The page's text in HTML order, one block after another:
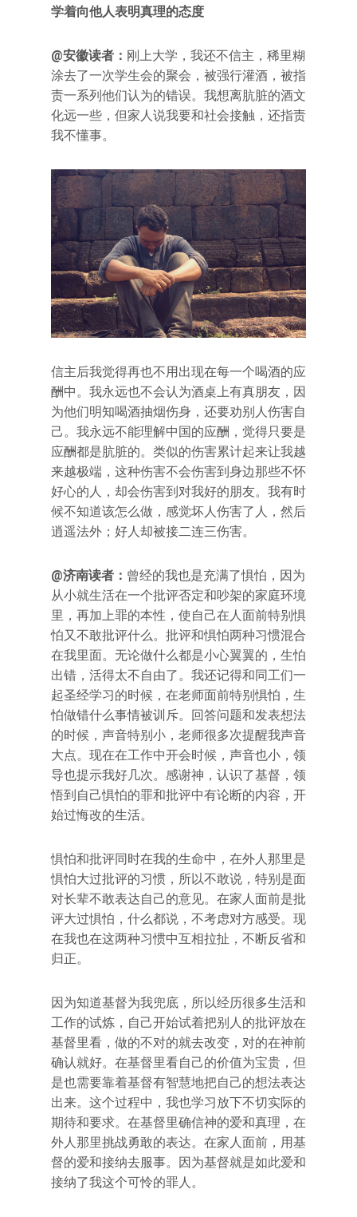
学着向他人表明真理的态度
@安徽读者： 刚上大学，我还不信主，稀里糊
涂去了一次学生会的聚会，被强行灌酒，被指
责一系列他们认为的错误。我想离肮脏的酒文
化远一些，但家人说我要和社会接触，还指责
我不懂事。
信主后我觉得再也不用出现在每一个喝酒的应
酬中。我永远也不会认为酒桌上有真朋友，因
为他们明知喝酒抽烟伤身，还要劝别人伤害自
己。我永远不能理解中国的应酬，觉得只要是
应酬都是肮脏的。类似的伤害累计起来让我越
来越极端，这种伤害不会伤害到身边那些不怀
好心的人，却会伤害到对我好的朋友。我有时
候不知道该怎么做，感觉坏人伤害了人，然后
逍遥法外；好人却被接二连三伤害。
@济南读者： 曾经的我也是充满了惧怕，因为
从小就生活在一个批评否定和吵架的家庭环境
里，再加上罪的本性，使自己在人面前特别惧
怕又不敢批评什么。批评和惧怕两种习惯混合
在我里面。无论做什么都是小心翼翼的，生怕
出错，活得太不自由了。我还记得和同工们一
起圣经学习的时候，在老师面前特别惧怕，生
怕做错什么事情被训斥。回答问题和发表想法
的时候，声音特别小，老师很多次提醒我声音
大点。现在在工作中开会时候，声音也小，领
导也提示我好几次。感谢神，认识了基督，领
悟到自己惧怕的罪和批评中有论断的内容，开
始过悔改的生活。
惧怕和批评同时在我的生命中，在外人那里是
惧怕大过批评的习惯，所以不敢说，特别是面
对长辈不敢表达自己的意见。在家人面前是批
评大过惧怕，什么都说，不考虑对方感受。现
在我也在这两种习惯中互相拉扯，不断反省和
归正。
因为知道基督为我兜底，所以经历很多生活和
工作的试炼，自己开始试着把别人的批评放在
基督里看，做的不对的就去改变，对的在神前
确认就好。在基督里看自己的价值为宝贵，但
是也需要靠着基督有智慧地把自己的想法表达
出来。这个过程中，我也学习放下不切实际的
期待和要求。在基督里确信神的爱和真理，在
外人那里挑战勇敢的表达。在家人面前，用基
督的爱和接纳去服事。因为基督就是如此爱和
接纳了我这个可怜的罪人。